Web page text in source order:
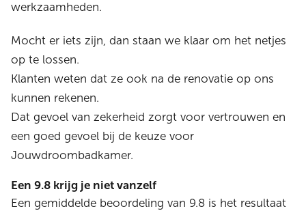
werkzaamheden.
Mocht er iets zijn, dan staan we klaar om het netjes
op te lossen.
Klanten weten dat ze ook na de renovatie op ons
kunnen rekenen.
Dat gevoel van zekerheid zorgt voor vertrouwen en
een goed gevoel bij de keuze voor
Jouwdroombadkamer.
Een 9.8 krijg je niet vanzelf
Een gemiddelde beoordeling van 9.8 is het resultaat